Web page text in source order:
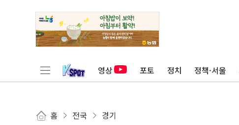
영상 포토 정치 정책·서울
홈 전국 경기